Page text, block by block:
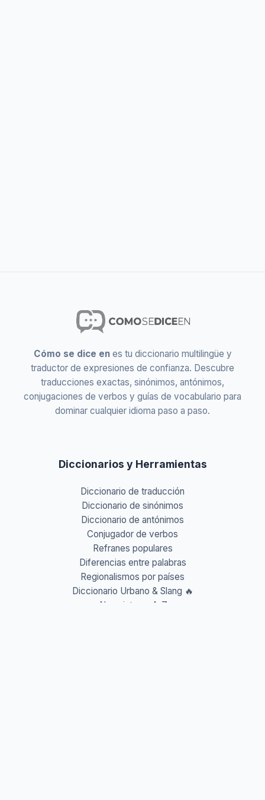
Cómo se dice enes tu diccionario multilingüe y
traductor de expresiones de confianza. Descubre
traducciones exactas, sinónimos, antónimos,
conjugaciones de verbos y guías de vocabulario para
dominar cualquier idioma paso a paso.
Diccionarios y Herramientas
Diccionario de traducción
Diccionario de sinónimos
Diccionario de antónimos
Conjugador de verbos
Refranes populares
Diferencias entre palabras
Regionalismos por países
Diccionario Urbano & Slang 🔥
Abreviaturas A-Z